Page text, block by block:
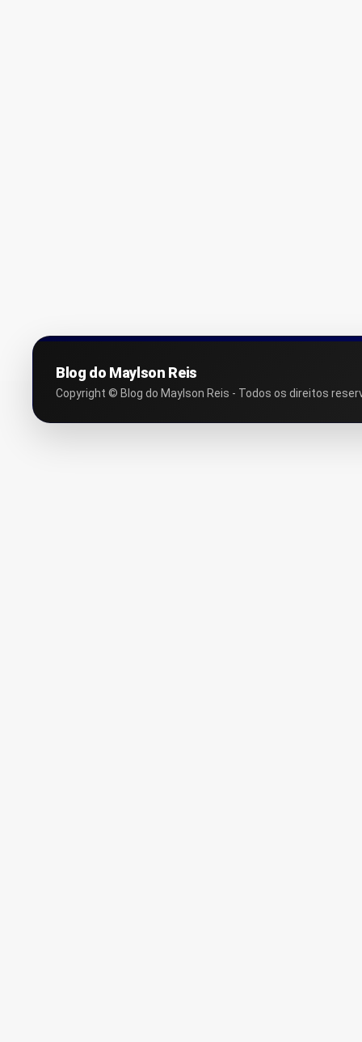
Blog do Maylson Reis
Copyright © Blog do Maylson Reis - Todos os direitos